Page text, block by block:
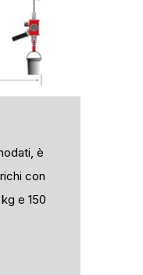
è
con
e 150